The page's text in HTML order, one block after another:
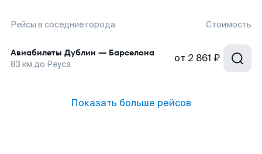
Рейсы в соседние города Стоимость
Авиабилеты Дублин — Барселона
83 км до Реуса от 2 861 ₽
Показать больше рейсов